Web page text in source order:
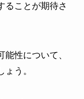
ることが期待さ
性について、
う。